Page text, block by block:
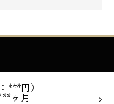
***円）
ヶ月